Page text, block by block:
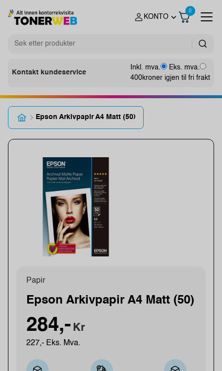
KONTO
0
Kontakt kundeservice
Inkl. mva.
Eks. mva.
400kroner igjen til fri frakt
Epson Arkivpapir A4 Matt (50)
Papir
Epson Arkivpapir A4 Matt (50)
284,- Kr
227,- Eks. Mva.